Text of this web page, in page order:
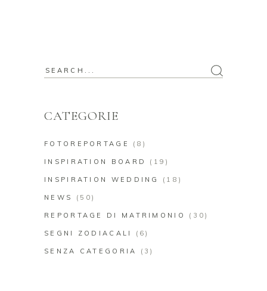
Search
CATEGORIE
FOTOREPORTAGE (8)
INSPIRATION BOARD (19)
INSPIRATION WEDDING (18)
NEWS (50)
REPORTAGE DI MATRIMONIO (30)
SEGNI ZODIACALI (6)
SENZA CATEGORIA (3)